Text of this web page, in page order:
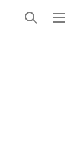
검
색
메
뉴